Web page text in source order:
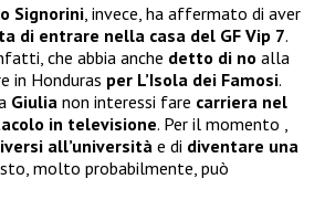
Signorini , invece, ha affermato di aver
di entrare nella casa del GF Vip 7.
che abbia anche detto di no alla
in Honduras per L’Isola dei Famosi.
Giulia non interessi fare carriera nel
in televisione. Per il momento ,
all’università e di diventare una
molto probabilmente, può